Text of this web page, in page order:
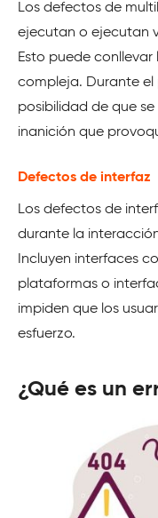
Los defectos de
ejecutan o ejecutan
Esto puede
compleja. Durante el
posibilidad de que
inanición que
Defectos de interfaz
Los defectos de
durante la
Incluyen interfaces
plataformas o
impiden que los
esfuerzo.
¿Qué es un